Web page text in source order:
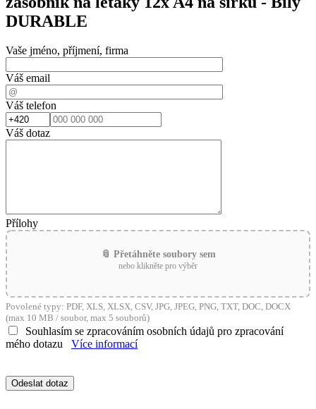
DURABLE
Vaše jméno, příjmení, firma
Váš email
Váš telefon
Váš dotaz
Přílohy
📎 Přetáhněte soubory sem
nebo klikněte pro výběr
Povolené typy: PDF, XLS, XLSX, CSV, JPG, JPEG, PNG, TXT, DOC, DOCX
(max 10 MB / soubor, max 5 souborů)
Souhlasím se zpracováním osobních údajů pro zpracování
mého dotazu
Více informací